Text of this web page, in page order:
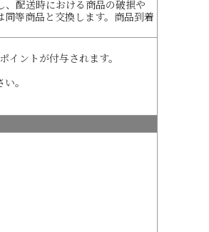
、配送時における商品の破損や
等商品と交換します。商品到着
ントが付与されます。
。